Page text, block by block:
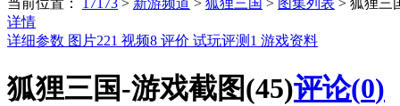
当前位置： 17173 > 新游频道 > 狐狸三国 > 图集列表 > 狐狸三
详情
详细参数 图片221 视频8 评价 试玩评测 1 游戏资料
狐狸三国-游戏截图(45)评论(0)